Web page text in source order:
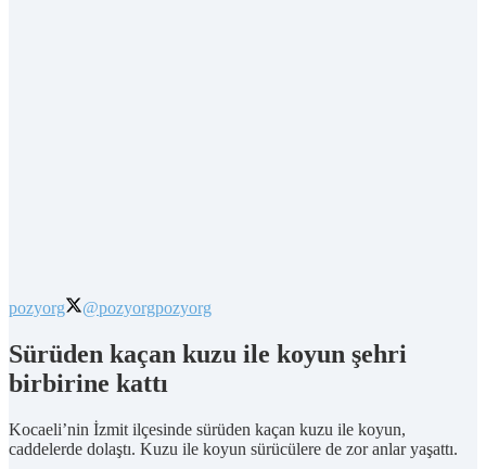
pozyorg @pozyorgpozyorg
Sürüden kaçan kuzu ile koyun şehri
birbirine kattı
Kocaeli’nin İzmit ilçesinde sürüden kaçan kuzu ile koyun,
caddelerde dolaştı. Kuzu ile koyun sürücülere de zor anlar yaşattı.